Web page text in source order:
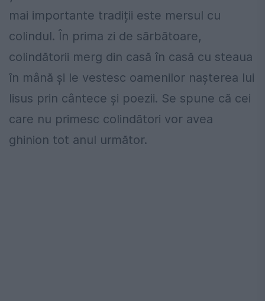
mai importante tradiții este mersul cu
colindul. În prima zi de sărbătoare,
colindătorii merg din casă în casă cu steaua
în mână și le vestesc oamenilor nașterea lui
Iisus prin cântece și poezii. Se spune că cei
care nu primesc colindători vor avea
ghinion tot anul următor.